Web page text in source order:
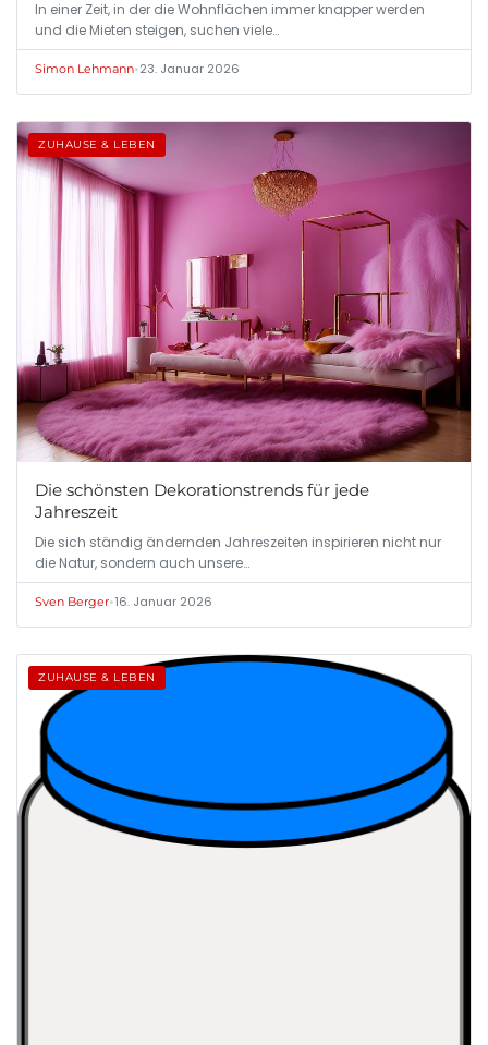
In einer Zeit, in der die Wohnflächen immer knapper werden
und die Mieten steigen, suchen viele…
Simon Lehmann•23. Januar 2026
ZUHAUSE & LEBEN
Die schönsten Dekorationstrends für jede
Jahreszeit
Die sich ständig ändernden Jahreszeiten inspirieren nicht nur
die Natur, sondern auch unsere…
Sven Berger•16. Januar 2026
ZUHAUSE & LEBEN